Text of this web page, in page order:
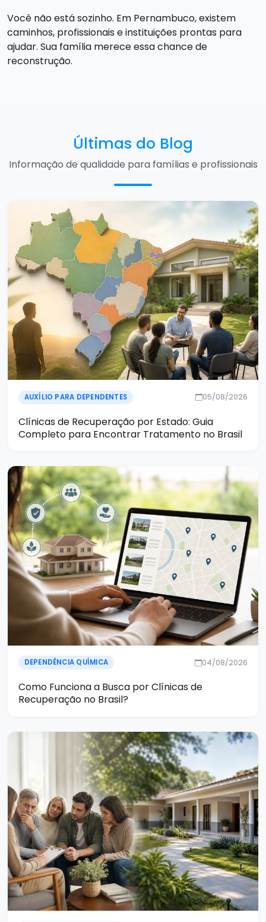
Você não está sozinho. Em Pernambuco, existem
caminhos, profissionais e instituições prontas para
ajudar. Sua família merece essa chance de
reconstrução.
Últimas do Blog
Informação de qualidade para famílias e profissionais
AUXÍLIO PARA DEPENDENTES 05/08/2026
Clínicas de Recuperação por Estado: Guia
Completo para Encontrar Tratamento no Brasil
DEPENDÊNCIA QUÍMICA 04/08/2026
Como Funciona a Busca por Clínicas de
Recuperação no Brasil?